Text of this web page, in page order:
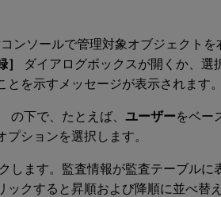
ンソールで管理対象オブジェクトを
］
ダイアログボックスが開くか、選
とを示すメッセージが表示されます。
の下で、たとえば、 ユーザーをベー
ションを選択します。
します。監査情報が監査テーブル
ックすると昇順および降順に並べ替